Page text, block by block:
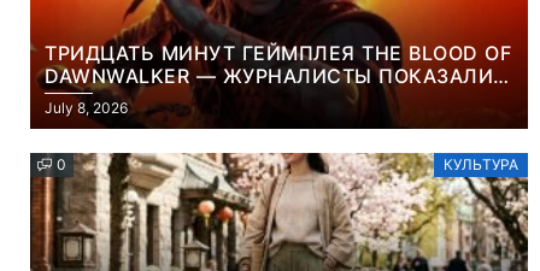
ТРИДЦАТЬ МИНУТ ГЕЙМПЛЕЯ THE BLOOD OF
DAWNWALKER — ЖУРНАЛИСТЫ ПОКАЗАЛИ
НАЧАЛО НОВОЙ ИГРЫ ОТ ВЕТЕРАНОВ CD
PROJEKT RED
July 8, 2026
0 КУЛЬТУРА